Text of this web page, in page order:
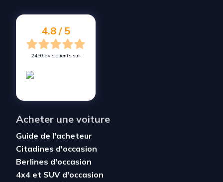
Vendez votre voiture à
4.8 / 5
2450 avis clients sur
Acheter une voiture
Guide de l'acheteur
Citadines d'occasion
Berlines d'occasion
4x4 et SUV d'occasion